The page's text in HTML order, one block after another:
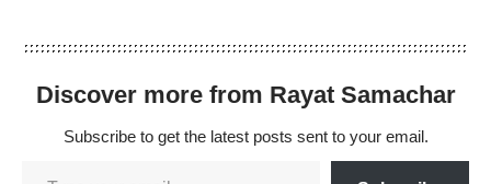
Discover more from Rayat Samachar
Subscribe to get the latest posts sent to your email.